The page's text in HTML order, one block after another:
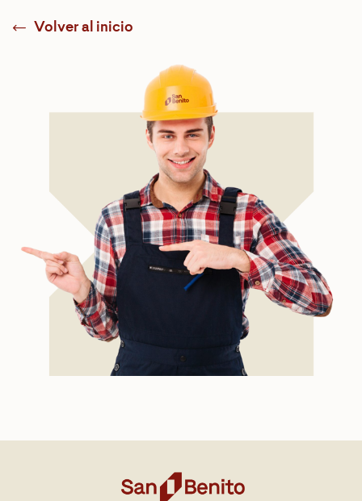
Volver al inicio